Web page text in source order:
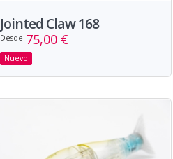
Jointed Claw 168
Desde 75,00 €
Nuevo